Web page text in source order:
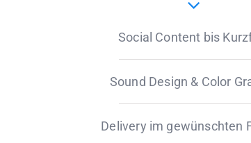
Social Content bis
Sound Design & Color
Delivery im gewünschten